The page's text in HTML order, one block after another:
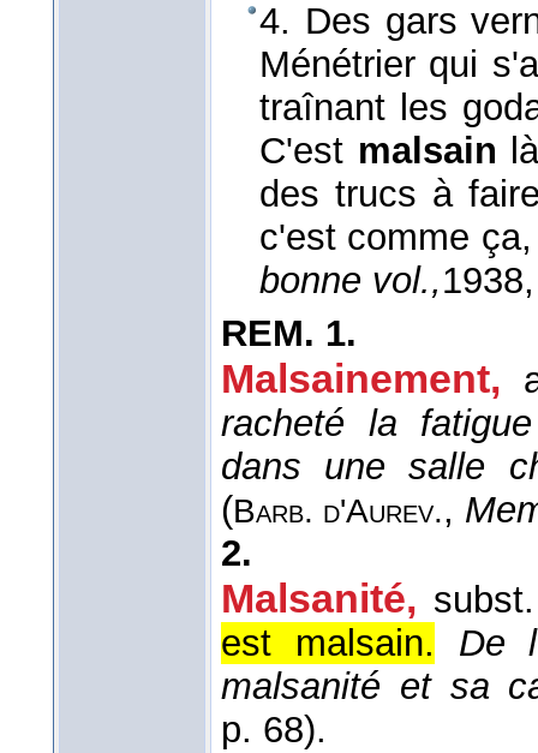
4. Des gars
Ménétrier qui
traînant les
C'est malsain
des trucs à
c'est comme
bonne vol.,1938
REM. 1.
Malsainement,
racheté la
dans une salle
(Barb. d'Aurev.,
2.
Malsanité,
est malsain.
De
malsanité et sa
p. 68).